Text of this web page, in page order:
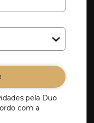
pela Duo
com a